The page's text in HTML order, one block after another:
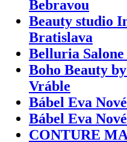
Bebravou
Beauty studio
Bratislava
Belluria Salone
Boho Beauty
Vráble
Bábel Eva
Bábel Eva
CONTURE